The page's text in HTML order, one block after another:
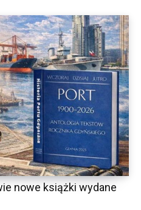
nowe książki wydane